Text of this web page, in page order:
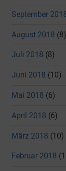
September
August 2018 (8)
Juli 2018 (8)
Juni 2018 (10)
Mai 2018 (6)
April 2018 (6)
März 2018 (10)
Februar 2018